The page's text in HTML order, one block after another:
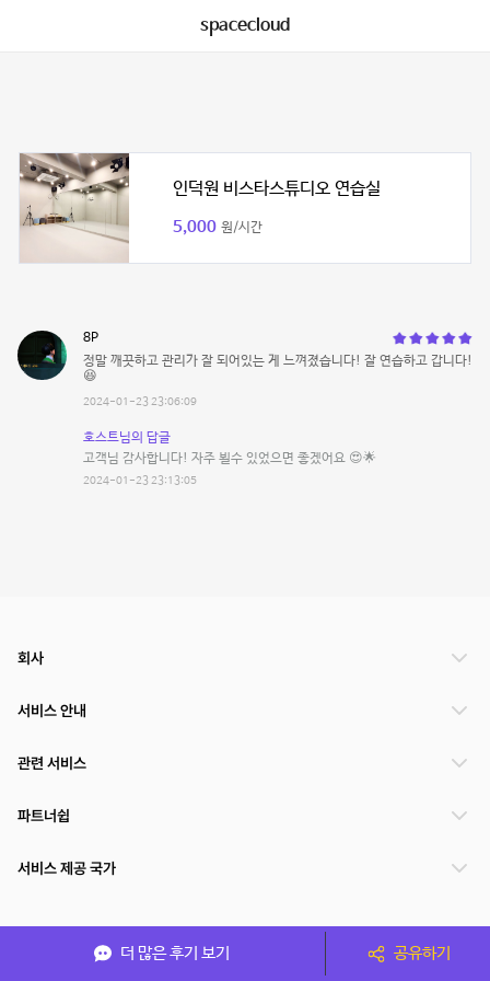
spacecloud
인덕원 비스타스튜디오 연습실
5,000 원/시간
8P
정말 깨끗하고 관리가 잘 되어있는 게 느껴졌습니다! 잘 연습하고 갑니다!
😆
2024-01-23 23:06:09
호스트님의 답글
고객님 감사합니다! 자주 뵐수 있었으면 좋겠어요 😍🌟
2024-01-23 23:13:05
더 많은 후기 보기 공유하기
회사
서비스 안내
관련 서비스
파트너쉽
서비스 제공 국가
(주)NSPACE 사업자정보